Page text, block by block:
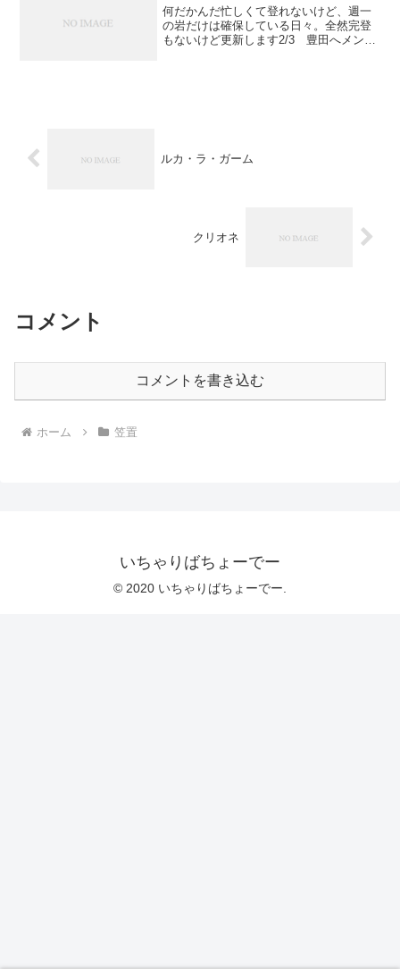
何だかんだ忙しくて登れないけど、週一
の岩だけは確保している日々。全然完登
もないけど更新します2/3 豊田へメンバ
ルカ・ラ・ガーム
クリオネ
コメント
コメントを書き込む
ホーム 笠置
いちゃりばちょーでー
© 2020 いちゃりばちょーでー.